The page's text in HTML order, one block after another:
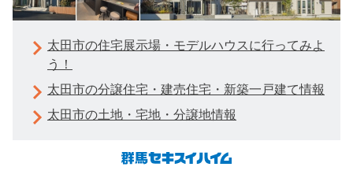
太田市の住宅展示場・モデルハウスに行ってみよ
う！
太田市の分譲住宅・建売住宅・新築一戸建て情報
太田市の土地・宅地・分譲地情報